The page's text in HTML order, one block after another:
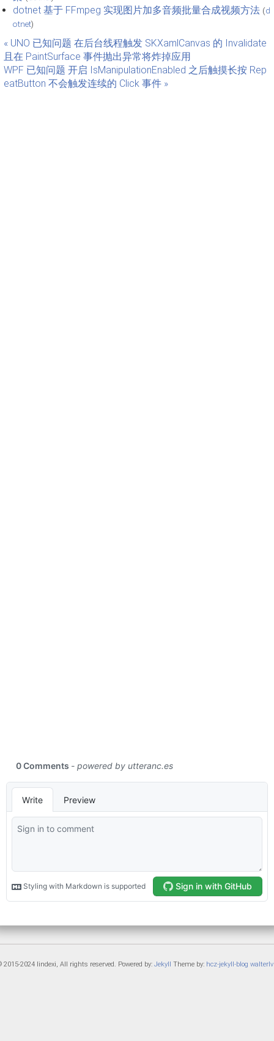
dotnet 基于 FFmpeg 实现图片加多音频批量合成视频方法 (d
otnet)
« UNO 已知问题 在后台线程触发 SKXamlCanvas 的 Invalidate
且在 PaintSurface 事件抛出异常将炸掉应用
WPF 已知问题 开启 IsManipulationEnabled 之后触摸长按 Rep
eatButton 不会触发连续的 Click 事件 »
2015-2024 lindexi, All rights reserved. Powered by: Jekyll Theme by: hcz-jekyll-blog walterlv